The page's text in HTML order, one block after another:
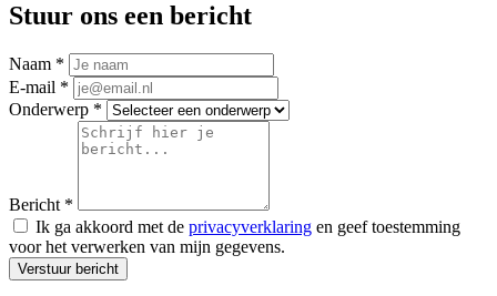
Stuur ons een bericht
Naam *
E-mail *
Onderwerp *
Bericht *
Ik ga akkoord met de privacyverklaring en geef toestemming
voor het verwerken van mijn gegevens.
Verstuur bericht